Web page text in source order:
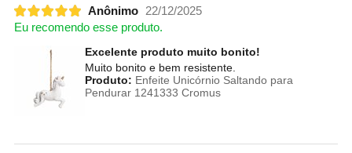
Anônimo
22/12/2025
Eu recomendo esse produto.
Excelente produto muito bonito!
Muito bonito e bem resistente.
Produto: Enfeite Unicórnio Saltando para
Pendurar 1241333 Cromus